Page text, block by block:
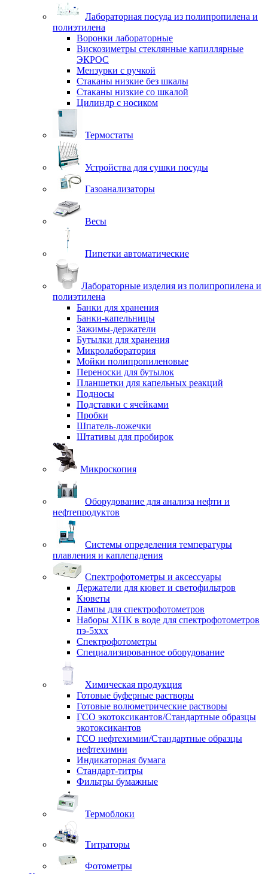
Лабораторная посуда из полипропилена и
полиэтилена
Воронки лабораторные
Вискозиметры стеклянные капиллярные
ЭКРОС
Мензурки с ручкой
Стаканы низкие без шкалы
Стаканы низкие со шкалой
Цилиндр с носиком
Термостаты
Устройства для сушки посуды
Газоанализаторы
Весы
Пипетки автоматические
Лабораторные изделия из полипропилена и
полиэтилена
Банки для хранения
Банки-капельницы
Зажимы-держатели
Бутылки для хранения
Микролаборатория
Мойки полипропиленовые
Переноски для бутылок
Планшетки для капельных реакций
Подносы
Подставки с ячейками
Пробки
Шпатель-ложечки
Штативы для пробирок
Микроскопия
Оборудование для анализа нефти и
нефтепродуктов
Системы определения температуры
плавления и каплепадения
Спектрофотометры и аксессуары
Держатели для кювет и светофильтров
Кюветы
Лампы для спектрофотометров
Наборы ХПК в воде для спектрофотометров
пэ-5ххх
Спектрофотометры
Специализированное оборудование
Химическая продукция
Готовые буферные растворы
Готовые волюметрические растворы
ГСО экотоксикантов/Стандартные образцы
экотоксикантов
ГСО нефтехимии/Стандартные образцы
нефтехимии
Индикаторная бумага
Стандарт-титры
Фильтры бумажные
Термоблоки
Титраторы
Фотометры